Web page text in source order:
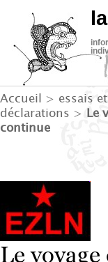
Accueil > essais
déclarations > Le
continue
Le